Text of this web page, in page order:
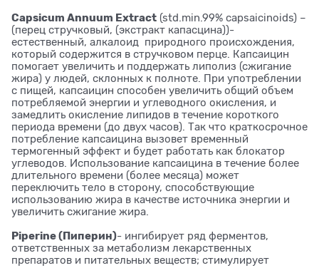
Capsicum Annuum Extract (std.min.99% capsaicinoids) –
(перец стручковый, (экстракт капасцина))-
естественный, алкалоид природного происхождения,
который содержится в стручковом перце. Капсаицин
помогает увеличить и поддержать липолиз (сжигание
жира) у людей, склонных к полноте. При употреблении
с пищей, капсаицин способен увеличить общий объем
потребляемой энергии и углеводного окисления, и
замедлить окисление липидов в течение короткого
периода времени (до двух часов). Так что краткосрочное
потребление капсаицина вызовет временный
термогенный эффект и будет работать как блокатор
углеводов. Использование капсаицина в течение более
длительного времени (более месяца) может
переключить тело в сторону, способствующие
использованию жира в качестве источника энергии и
увеличить сжигание жира.
Piperine (Пиперин)- ингибирует ряд ферментов,
ответственных за метаболизм лекарственных
препаратов и питательных веществ; стимулирует